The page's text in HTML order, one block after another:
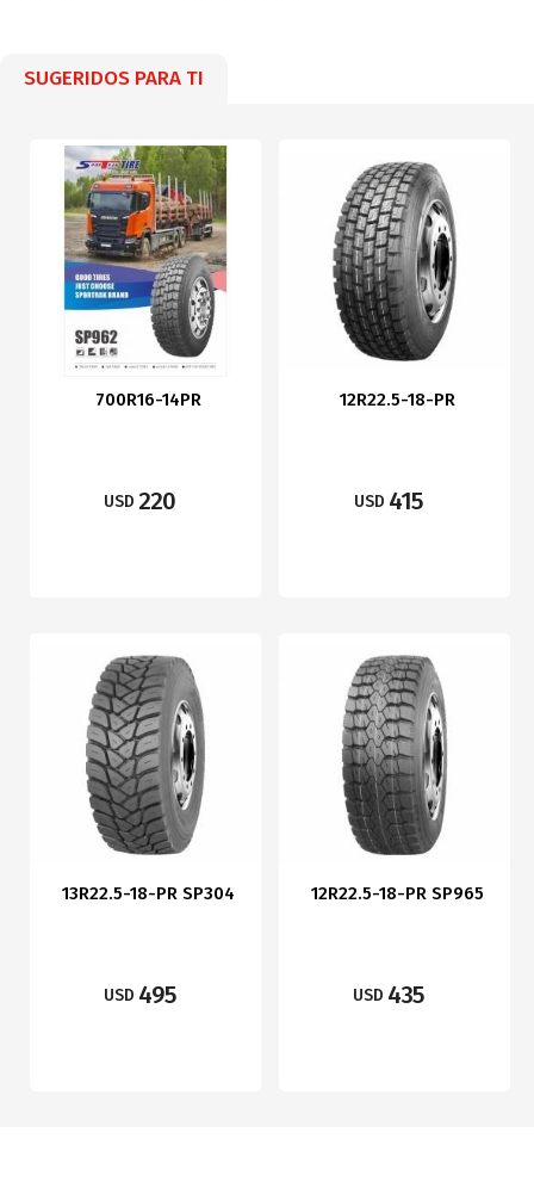
SUGERIDOS PARA TI
700R16-14PR
USD 220
12R22.5-18-PR
USD 415
13R22.5-18-PR SP304
USD 495
12R22.5-18-PR SP965
USD 435